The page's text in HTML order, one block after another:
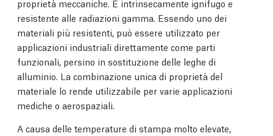
proprietà meccaniche. È intrinsecamente ignifugo e
resistente alle radiazioni gamma. Essendo uno dei
materiali più resistenti, può essere utilizzato per
applicazioni industriali direttamente come parti
funzionali, persino in sostituzione delle leghe di
alluminio. La combinazione unica di proprietà del
materiale lo rende utilizzabile per varie applicazioni
mediche o aerospaziali.
A causa delle temperature di stampa molto elevate,